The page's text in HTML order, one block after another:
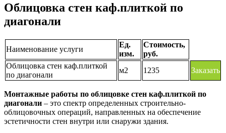
Облицовка стен каф.плиткой по
диагонали
Наименование услуги
Ед.
изм.
Стоимость,
руб.
Облицовка стен каф.плиткой
по диагонали
м2 1235 Заказать
Монтажные работы по облицовке стен каф.плиткой по
диагонали – это спектр определенных строительно-
облицовочных операций, направленных на обеспечение
эстетичности стен внутри или снаружи здания.